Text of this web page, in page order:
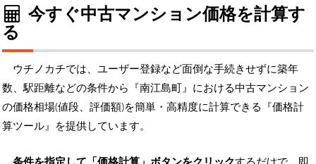
今すぐ中古マンション価格を計算す
る
ウチノカチでは、ユーザー登録など面倒な手続きせずに築年
数、駅距離などの条件から『南江島町』における中古マンション
の価格相場(値段、評価額)を簡単・高精度に計算できる『価格計
算ツール』を提供しています。
条件を指定して「価格計算」ボタンをクリックするだけで、即